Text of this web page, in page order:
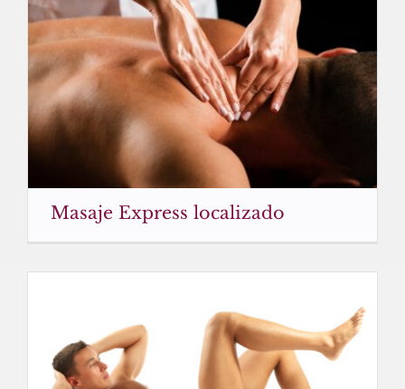
Masaje Express localizado